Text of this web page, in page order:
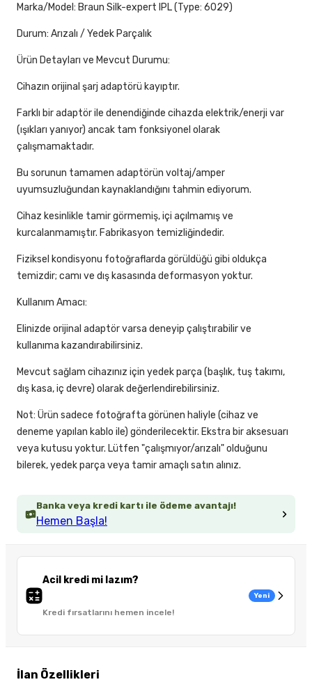
Banka veya kredi kartı ile ödeme avantajı!
Hemen Başla!
Acil kredi mi lazım?
Kredi fırsatlarını hemen incele!
Yeni
İlan Özellikleri
Marka/Model: Braun Silk-expert IPL (Type: 6029)
Durum: Arızalı / Yedek Parçalık
Ürün Detayları ve Mevcut Durumu:
Cihazın orijinal şarj adaptörü kayıptır.
Farklı bir adaptör ile denendiğinde cihazda elektrik/enerji var
(ışıkları yanıyor) ancak tam fonksiyonel olarak
çalışmamaktadır.
Bu sorunun tamamen adaptörün voltaj/amper
uyumsuzluğundan kaynaklandığını tahmin ediyorum.
Cihaz kesinlikle tamir görmemiş, içi açılmamış ve
kurcalanmamıştır. Fabrikasyon temizliğindedir.
Fiziksel kondisyonu fotoğraflarda görüldüğü gibi oldukça
temizdir; camı ve dış kasasında deformasyon yoktur.
Kullanım Amacı:
Elinizde orijinal adaptör varsa deneyip çalıştırabilir ve
kullanıma kazandırabilirsiniz.
Mevcut sağlam cihazınız için yedek parça (başlık, tuş takımı,
dış kasa, iç devre) olarak değerlendirebilirsiniz.
Not: Ürün sadece fotoğrafta görünen haliyle (cihaz ve
deneme yapılan kablo ile) gönderilecektir. Ekstra bir aksesuarı
veya kutusu yoktur. Lütfen "çalışmıyor/arızalı" olduğunu
bilerek, yedek parça veya tamir amaçlı satın alınız.